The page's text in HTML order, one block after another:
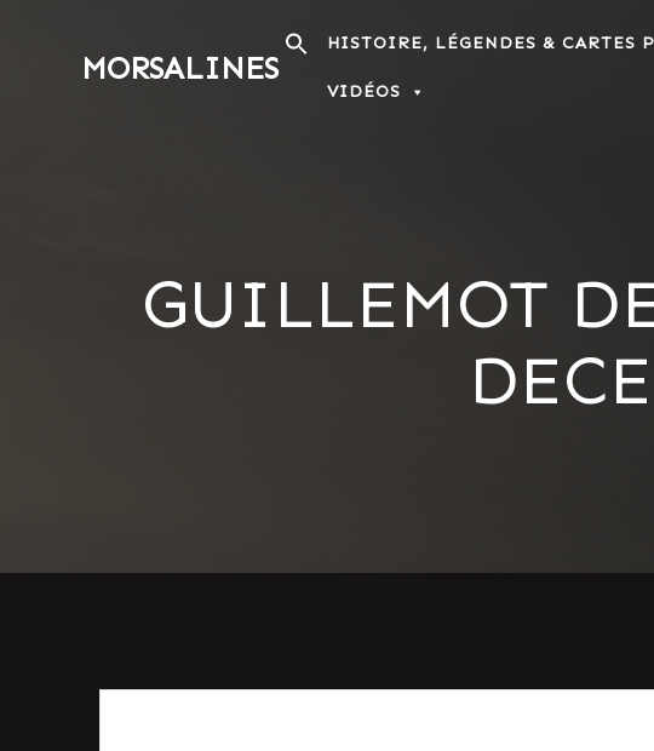
MORSALINES
HISTOIRE, LÉGENDES & CARTES
VIDÉOS
GUILLEMOT